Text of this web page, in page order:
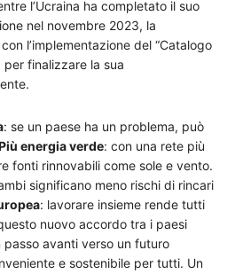
l’Ucraina ha completato il suo
nel novembre 2023, la
l’implementazione del “Catalogo
per finalizzare la sua
: se un paese ha un problema, può
energia verde: con una rete più
fonti rinnovabili come sole e vento.
significano meno rischi di rincari
: lavorare insieme rende tutti
nuovo accordo tra i paesi
passo avanti verso un futuro
e sostenibile per tutti. Un